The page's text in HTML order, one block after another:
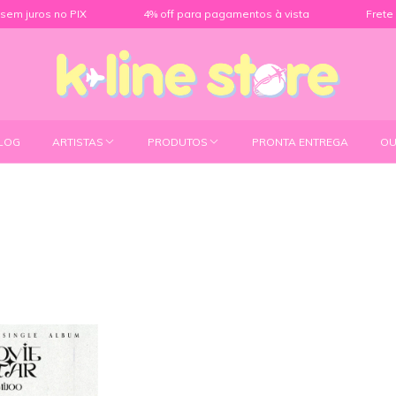
no PIX 4% off para pagamentos à vista Frete grátis
ARTISTAS PRODUTOS PRONTA ENTREGA